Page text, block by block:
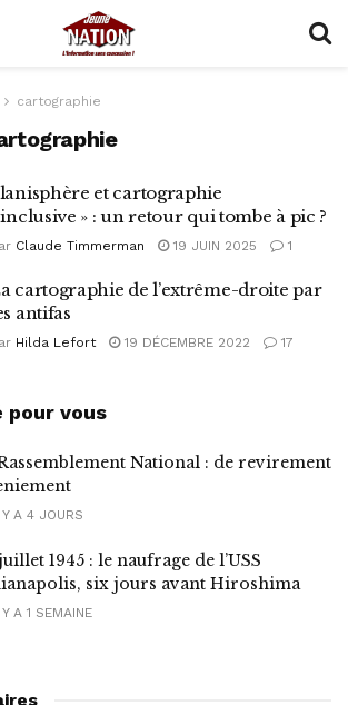
cartographie
et cartographie
inclusive » : un retour qui tombe à pic ?
Claude Timmerman 19 JUIN 2025 1
cartographie de l’extrême-droite par
antifas
Hilda Lefort 19 DÉCEMBRE 2022 17
pour vous
National : de revirement
A 4 JOURS
1945 : le naufrage de l’USS
six jours avant Hiroshima
A 1 SEMAINE